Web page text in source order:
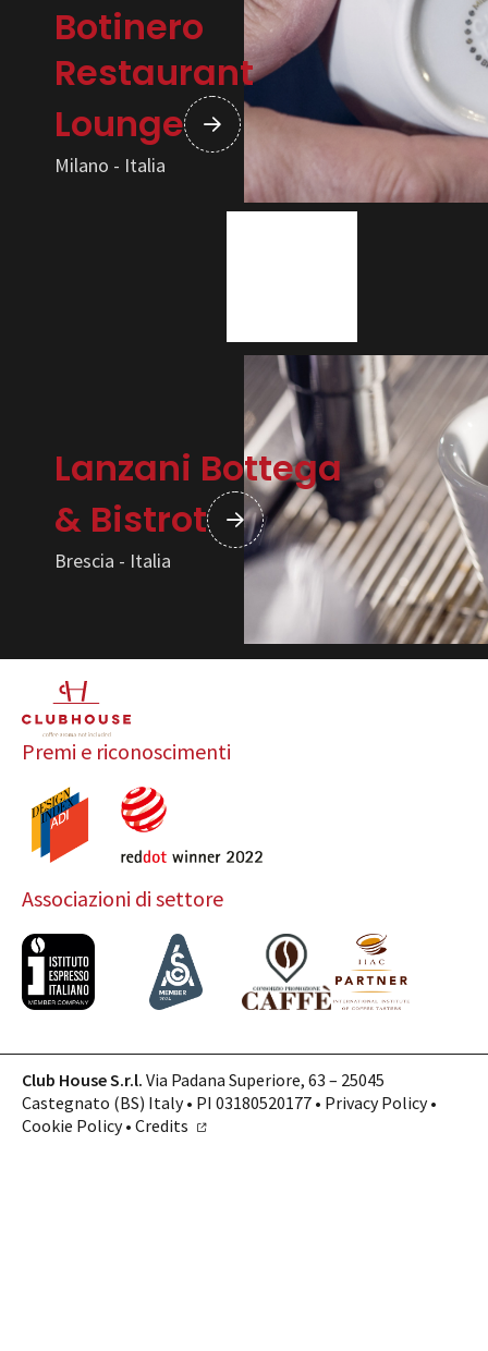
Botinero
Restaurant
Lounge
Milano - Italia
Lanzani Bottega
& Bistrot
Brescia - Italia
Premi e riconoscimenti
Associazioni di settore
Club House S.r.l. Via Padana Superiore, 63 – 25045
Castegnato (BS) Italy • PI 03180520177 • Privacy Policy•
Cookie Policy• Credits